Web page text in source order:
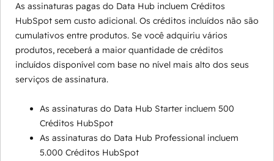
As assinaturas pagas do Data Hub incluem Créditos
HubSpot sem custo adicional. Os créditos incluídos não são
cumulativos entre produtos. Se você adquiriu vários
produtos, receberá a maior quantidade de créditos
incluídos disponível com base no nível mais alto dos seus
serviços de assinatura.
As assinaturas do Data Hub Starter incluem 500
Créditos HubSpot
As assinaturas do Data Hub Professional incluem
5.000 Créditos HubSpot